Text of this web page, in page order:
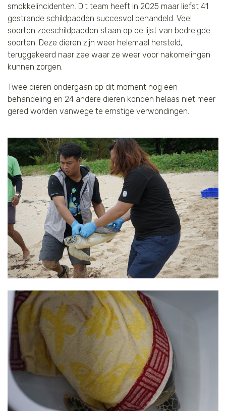
smokkelincidenten. Dit team heeft in 2025 maar liefst 41
gestrande schildpadden succesvol behandeld. Veel
soorten zeeschildpadden staan op de lijst van bedreigde
soorten. Deze dieren zijn weer helemaal hersteld,
teruggekeerd naar zee waar ze weer voor nakomelingen
kunnen zorgen.
Twee dieren ondergaan op dit moment nog een
behandeling en 24 andere dieren konden helaas niet meer
gered worden vanwege te ernstige verwondingen.